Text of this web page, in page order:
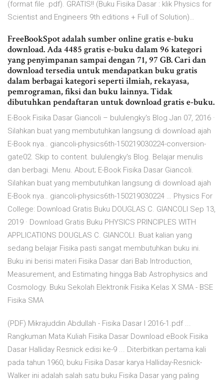
(format file .pdf). GRATIS!! (Buku Fisika Dasar : klik Physics for
Scientist and Engineers 9th editions + Full of Solution)…
FreeBookSpot adalah sumber online gratis e-buku
download. Ada 4485 gratis e-buku dalam 96 kategori
yang penyimpanan sampai dengan 71, 97 GB. Cari dan
download tersedia untuk mendapatkan buku gratis
dalam berbagai kategori seperti ilmiah, rekayasa,
pemrograman, fiksi dan buku lainnya. Tidak
dibutuhkan pendaftaran untuk download gratis e-buku.
E-Book Fisika Dasar Giancoli – bululengky's Blog Jan 07, 2016 ·
Silahkan buat yang membutuhkan langsung di download ajah
E-Book nya.. giancoli-physics6th-150219030224-conversion-
gate02. Skip to content. bululengky's Blog. Belajar menulis
dan berbagi. Menu. About; E-Book Fisika Dasar Giancoli.
Silahkan buat yang membutuhkan langsung di download ajah
E-Book nya.. giancoli-physics6th-150219030224 … Physics For
College: Download Gratis Buku DOUGLAS C. GIANCOLI Sep 13,
2019 · Download Gratis Buku PHYSICS PRINCIPLES WITH
APPLICATIONS DOUGLAS C. GIANCOLI. Buat kalian yang
sedang belajar Fisika pasti sangat membutuhkan buku ini.
Buku ini berisi materi Fisika Dasar dari Bab Introduction,
Measurement, and Estimating hingga Bab Astrophysics and
Cosmology. Buku Sekolah Elektronik Fisika Kelas X SMA - BSE
Fisika SMA
(PDF) Mikrajuddin Abdullah - Fisika Dasar I 2016-1.pdf ...
Rangkuman Mata Kuliah Fisika Dasar Download eBook Fisika
Dasar Halliday Resnick edisi ke-9 ... Diterbitkan pertama kali
pada tahun 1960, buku Fisika Dasar karya Halliday-Resnick-
Walker ini adalah salah satu buku Fisika Dasar yang paling